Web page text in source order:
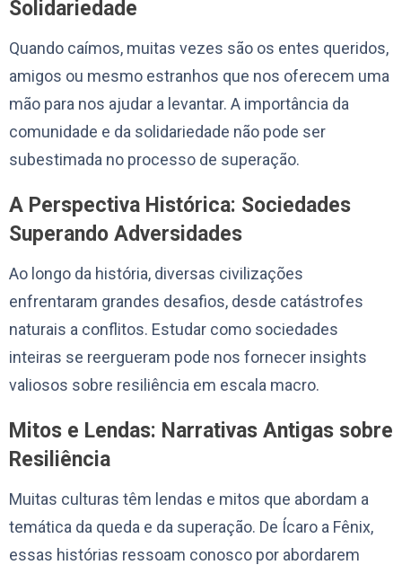
Solidariedade
Quando caímos, muitas vezes são os entes queridos,
amigos ou mesmo estranhos que nos oferecem uma
mão para nos ajudar a levantar. A importância da
comunidade e da solidariedade não pode ser
subestimada no processo de superação.
A Perspectiva Histórica: Sociedades
Superando Adversidades
Ao longo da história, diversas civilizações
enfrentaram grandes desafios, desde catástrofes
naturais a conflitos. Estudar como sociedades
inteiras se reergueram pode nos fornecer insights
valiosos sobre resiliência em escala macro.
Mitos e Lendas: Narrativas Antigas sobre
Resiliência
Muitas culturas têm lendas e mitos que abordam a
temática da queda e da superação. De Ícaro a Fênix,
essas histórias ressoam conosco por abordarem